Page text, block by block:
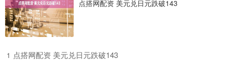
点搭网配资 美元兑日元跌破143
1 ​点搭网配资 美元兑日元跌破143